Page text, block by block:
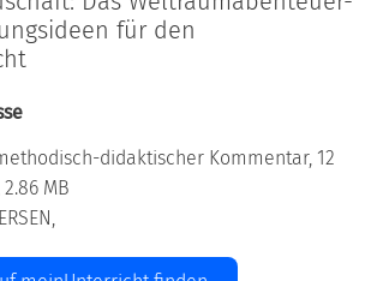
für den
didaktischer Kommentar, 12
MB